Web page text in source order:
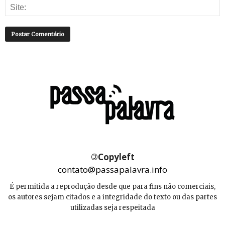
©Copyleft
contato@passapalavra.info
É permitida a reprodução desde que para fins não comerciais,
os autores sejam citados e a integridade do texto ou das partes
utilizadas seja respeitada